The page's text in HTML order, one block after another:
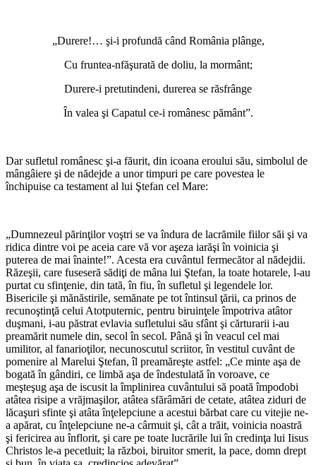
„Durere!… şi-i profundă când România plânge,
Cu fruntea-nfăşurată de doliu, la mormânt;
Durere-i pretutindeni, durerea se răsfrânge
În valea şi Capatul ce-i românesc pământ”.
Dar sufletul românesc şi-a făurit, din icoana eroului său, simbolul de
mângâiere şi de nădejde a unor timpuri pe care povestea le
închipuise ca testament al lui Ştefan cel Mare:
„Dumnezeul părinţilor voştri se va îndura de lacrămile fiilor săi şi va
ridica dintre voi pe aceia care vă vor aşeza iarăşi în voinicia şi
puterea de mai înainte!”. Acesta era cuvântul fermecător al nădejdii.
Răzeşii, care fuseseră sădiţi de mâna lui Ştefan, la toate hotarele, l-au
purtat cu sfinţenie, din tată, în fiu, în sufletul şi legendele lor.
Bisericile şi mănăstirile, semănate pe tot întinsul ţării, ca prinos de
recunoştinţă celui Atotputernic, pentru biruinţele împotriva atâtor
duşmani, i-au păstrat evlavia sufletului său sfânt şi cărturarii i-au
preamărit numele din, secol în secol. Până şi în veacul cel mai
umilitor, al fanarioţilor, necunoscutul scriitor, în vestitul cuvânt de
pomenire al Marelui Ştefan, îl preamăreşte astfel: „Ce minte aşa de
bogată în gândiri, ce limbă aşa de îndestulată în voroave, ce
meşteşug aşa de iscusit la împlinirea cuvântului să poată împodobi
atâtea risipe a vrăjmaşilor, atâtea sfărâmări de cetate, atâtea ziduri de
lăcaşuri sfinte şi atâta înţelepciune a acestui bărbat care cu vitejie ne-
a apărat, cu înţelepciune ne-a cârmuit şi, cât a trăit, voinicia noastră
şi fericirea au înflorit, şi care pe toate lucrările lui în credinţa lui Iisus
Christos le-a pecetluit; la război, biruitor smerit, la pace, domn drept